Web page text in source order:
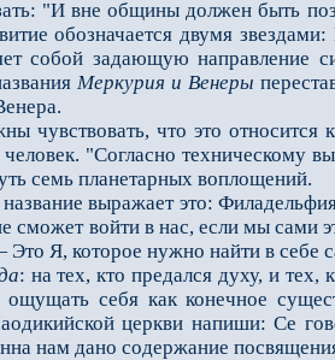
"И вне общины должен быть
обозначается двумя
собой задающую направление
Меркурия и Венеры
что это
"Согласно техническому
семь планетарных воплощений.
выражает это:
сможет войти в нас, если мы сами
Я, которое нужно найти в себе
: на тех, кто предался духу, и
себя как конечное
церкви напиши: Се
нам дано содержание